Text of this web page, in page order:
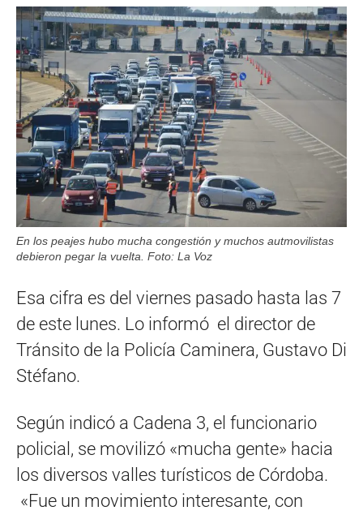
En los peajes hubo mucha congestión y muchos autmovilistas
debieron pegar la vuelta. Foto: La Voz
Esa cifra es del viernes pasado hasta las 7
de este lunes. Lo informó el director de
Tránsito de la Policía Caminera, Gustavo Di
Stéfano.
Según indicó a Cadena 3, el funcionario
policial, se movilizó «mucha gente» hacia
los diversos valles turísticos de Córdoba.
«Fue un movimiento interesante, con